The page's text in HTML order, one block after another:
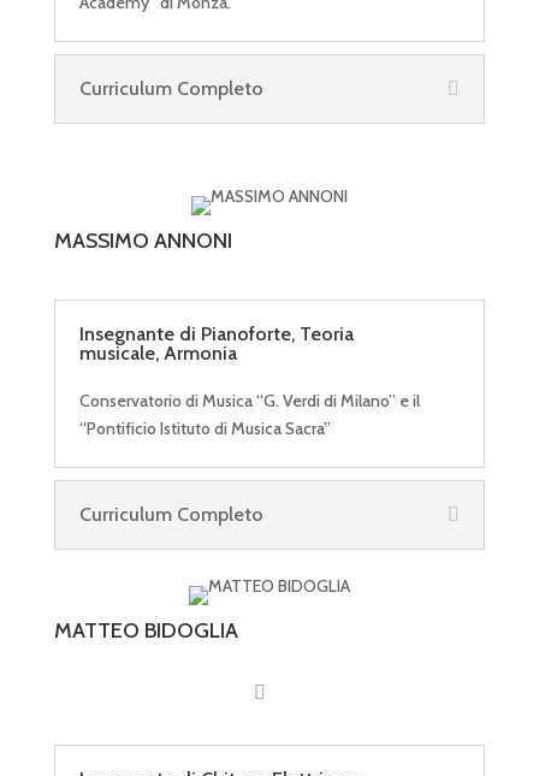
Curriculum Completo
MASSIMO ANNONI
Insegnante di Pianoforte, Teoria
musicale, Armonia
Conservatorio di Musica“G. Verdi di Milano” e il
“Pontificio Istituto di Musica Sacra”
Curriculum Completo
MATTEO BIDOGLIA